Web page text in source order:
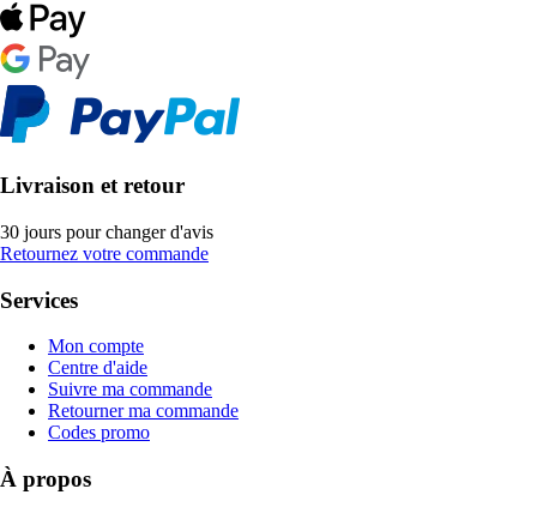
Livraison et retour
30 jours pour changer d'avis
Retournez votre commande
Services
Mon compte
Centre d'aide
Suivre ma commande
Retourner ma commande
Codes promo
À propos